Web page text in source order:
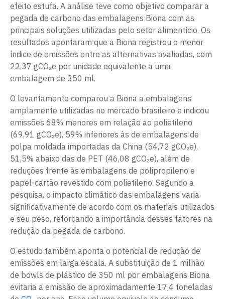
efeito estufa. A análise teve como objetivo comparar a
pegada de carbono das embalagens Biona com as
principais soluções utilizadas pelo setor alimentício. Os
resultados apontaram que a Biona registrou o menor
índice de emissões entre as alternativas avaliadas, com
22,37 gCO₂e por unidade equivalente a uma
embalagem de 350 ml.
O levantamento comparou a Biona a embalagens
amplamente utilizadas no mercado brasileiro e indicou
emissões 68% menores em relação ao polietileno
(69,91 gCO₂e), 59% inferiores às de embalagens de
polpa moldada importadas da China (54,72 gCO₂e),
51,5% abaixo das de PET (46,08 gCO₂e), além de
reduções frente às embalagens de polipropileno e
papel-cartão revestido com polietileno. Segundo a
pesquisa, o impacto climático das embalagens varia
significativamente de acordo com os materiais utilizados
e seu peso, reforçando a importância desses fatores na
redução da pegada de carbono.
O estudo também aponta o potencial de redução de
emissões em larga escala. A substituição de 1 milhão
de bowls de plástico de 350 ml por embalagens Biona
evitaria a emissão de aproximadamente 17,4 toneladas